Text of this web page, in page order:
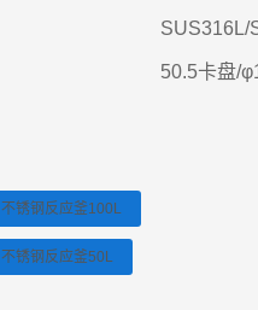
SUS316L/
50.5卡盘/
不锈钢反应釜100L
不锈钢反应釜50L